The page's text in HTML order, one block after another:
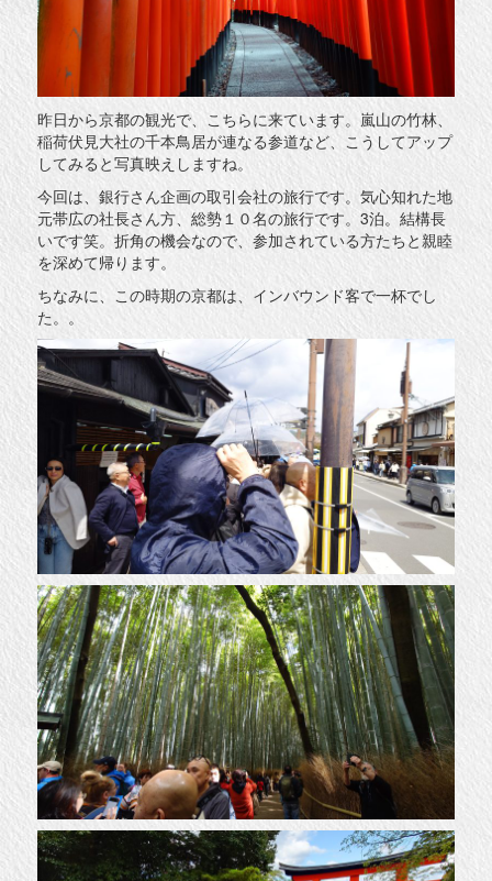
昨日から京都の観光で、こちらに来ています。嵐山の竹林、
稲荷伏見大社の千本鳥居が連なる参道など、こうしてアップ
してみると写真映えしますね。
今回は、銀行さん企画の取引会社の旅行です。気心知れた地
元帯広の社長さん方、総勢１０名の旅行です。3泊。結構長
いです笑。折角の機会なので、参加されている方たちと親睦
を深めて帰ります。
ちなみに、この時期の京都は、インバウンド客で一杯でし
た。。